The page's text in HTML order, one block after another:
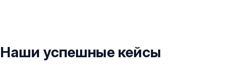
Наши успешные кейсы